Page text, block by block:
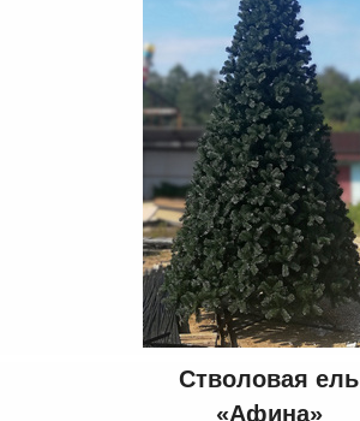
Стволовая ель
«Афина»